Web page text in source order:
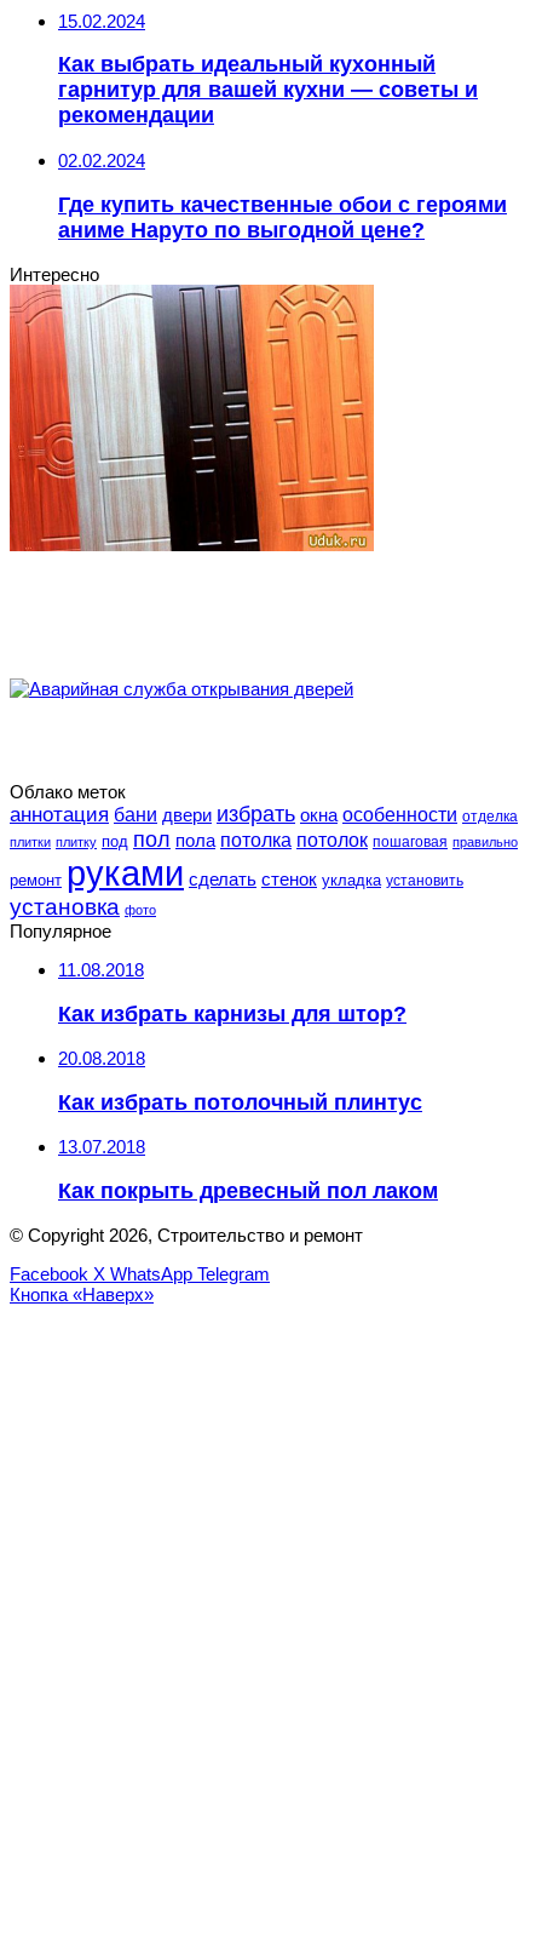
15.02.2024
Как выбрать идеальный кухонный
гарнитур для вашей кухни — советы и
рекомендации
02.02.2024
Где купить качественные обои с героями
аниме Наруто по выгодной цене?
Интересно
Облако меток
аннотация бани двери избрать окна особенности отделка
плитки плитку под пол пола потолка потолок пошаговая правильно
ремонт руками сделать стенок укладка установить
установка фото
Популярное
11.08.2018
Как избрать карнизы для штор?
20.08.2018
Как избрать потолочный плинтус
13.07.2018
Как покрыть древесный пол лаком
© Copyright 2026, Строительство и ремонт
Facebook X WhatsApp Telegram
Кнопка «Наверх»